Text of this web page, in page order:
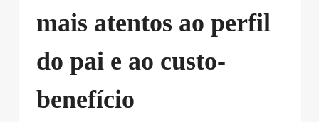
mais atentos ao perfil
do pai e ao custo-
benefício